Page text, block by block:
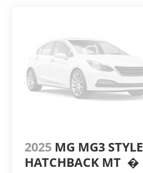
2025 MG MG3 STYLE
HATCHBACK MT �